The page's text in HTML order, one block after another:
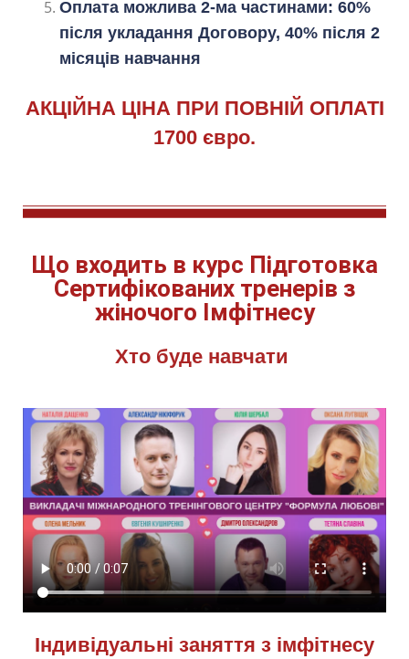
Оплата можлива 2-ма частинами: 60%
після укладання Договору, 40% після 2
місяців навчання
АКЦІЙНА ЦІНА ПРИ ПОВНІЙ ОПЛАТІ
1700 євро.
Що входить в курс Підготовка
Сертифікованих тренерів з
жіночого Імфітнесу
Хто буде навчати
Індивідуальні заняття з імфітнесу